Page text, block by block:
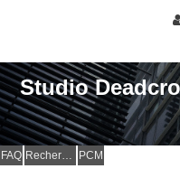
Studio
FAQ Rechercher PCM